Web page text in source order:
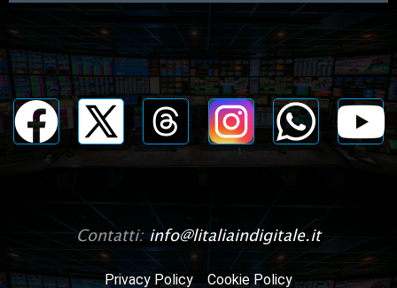
Contatti:info@litaliaindigitale.it
Privacy Policy Cookie Policy